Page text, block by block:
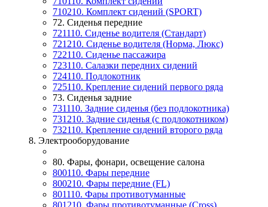
710210. Комплект сидений (SPORT)
72. Сиденья передние
721110. Сиденье водителя (Стандарт)
721210. Сиденье водителя (Норма, Люкс)
722110. Сиденье пассажира
723110. Салазки передних сидений
724110. Подлокотник
725110. Крепление сидений первого ряда
73. Сиденья задние
731110. Задние сиденья (без подлокотника)
731210. Задние сиденья (с подлокотником)
732110. Крепление сидений второго ряда
8. Электрооборудование
80. Фары, фонари, освещение салона
800110. Фары передние
800210. Фары передние (FL)
801110. Фары противотуманные
801210. Фары противотуманные (Cross)